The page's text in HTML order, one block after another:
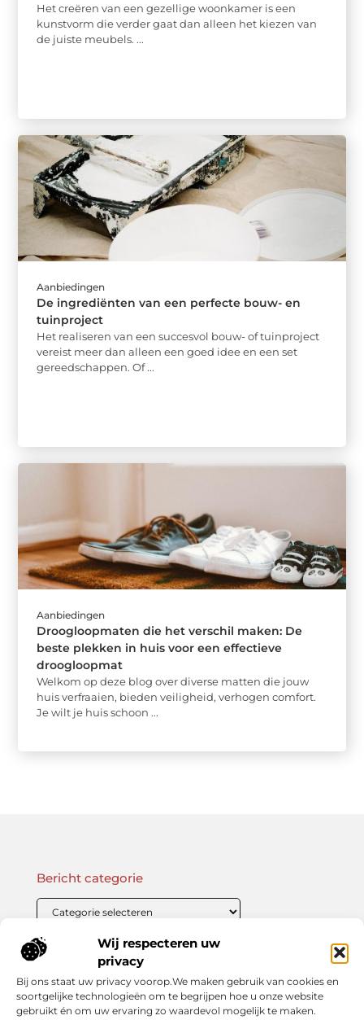
Wij respecteren uw
privacy
Bij ons staat uw privacy voorop.We maken gebruik van cookies en
soortgelijke technologieën om te begrijpen hoe u onze website
gebruikt én om uw ervaring zo waardevol mogelijk te maken.
Het creëren van een gezellige woonkamer is een
kunstvorm die verder gaat dan alleen het kiezen van
de juiste meubels. ...
Aanbiedingen
De ingrediënten van een perfecte bouw- en
tuinproject
Het realiseren van een succesvol bouw- of tuinproject
vereist meer dan alleen een goed idee en een set
gereedschappen. Of ...
Aanbiedingen
Droogloopmaten die het verschil maken: De
beste plekken in huis voor een effectieve
droogloopmat
Welkom op deze blog over diverse matten die jouw
huis verfraaien, bieden veiligheid, verhogen comfort.
Je wilt je huis schoon ...
Onze informatie
Bericht categorie